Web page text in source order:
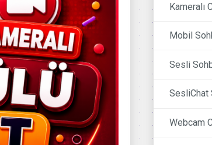
Kameralı
Mobil
Sesli
SesliChat
Webcam